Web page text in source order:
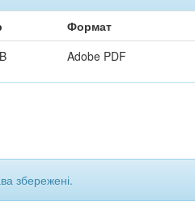
Формат
Adobe PDF
збережені.